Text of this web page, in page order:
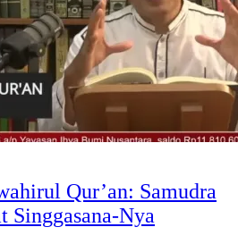
Qur’an: Samudra
Singgasana-Nya